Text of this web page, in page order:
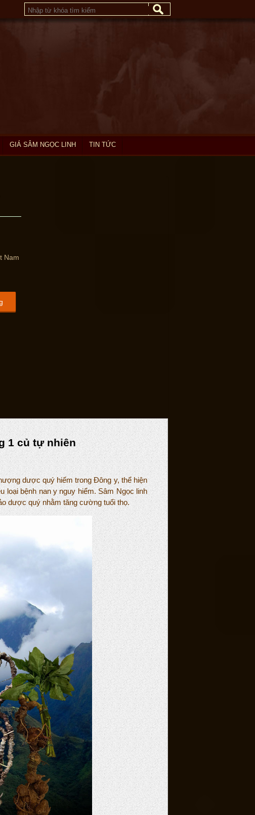
GIÁ SÂM NGỌC LINH TIN TỨC
Nam
1 củ tự nhiên
dược quý hiếm trong Đông y, thể hiện
loại bệnh nan y nguy hiểm. Sâm Ngọc linh
dược quý nhằm tăng cường tuổi thọ.